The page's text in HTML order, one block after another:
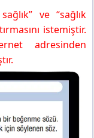
ve “sağlık
istemiştir.
adresinden